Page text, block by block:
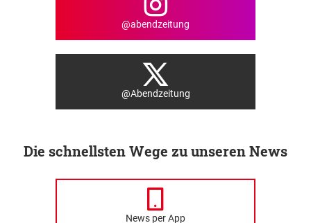
@abendzeitung
@Abendzeitung
Die schnellsten Wege zu unseren News
News per App